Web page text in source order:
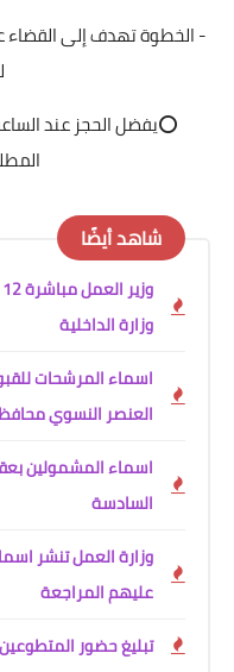
- الخطوة تهدف إلى
شاهد أيضًا
وزارة الداخلية
اسماء المرشحات
العنصر النسوي
اسماء المشمولين
السادسة
وزارة العمل تنشر
عليهم المراجعة
تبليغ حضور